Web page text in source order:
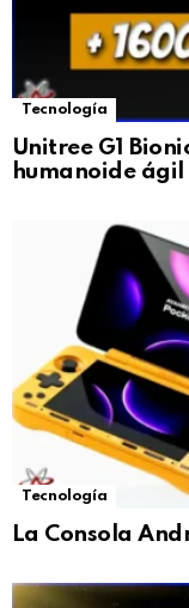
Tecnología
Unitree G1
humanoide ágil
Tecnología
La Consola